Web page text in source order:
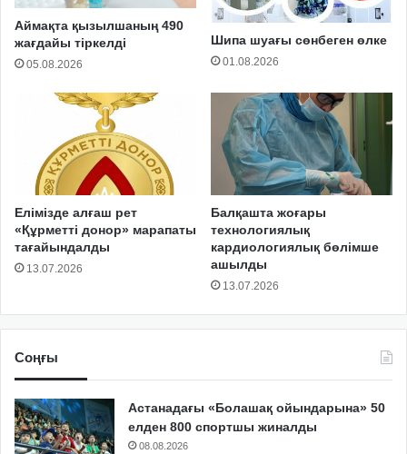
Аймақта қызылшаның 490
жағдайы тіркелді
05.08.2026
Шипа шуағы сөнбеген өлке
01.08.2026
Елімізде алғаш рет
«Құрметті донор» марапаты
тағайындалды
13.07.2026
Балқашта жоғары
технологиялық
кардиологиялық бөлімше
ашылды
13.07.2026
Соңғы
Астанадағы «Болашақ ойындарына» 50
елден 800 спортшы жиналды
08.08.2026